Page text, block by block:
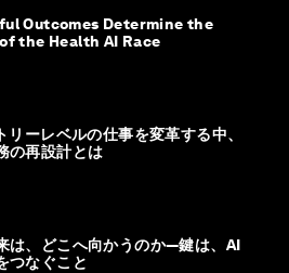
Outcomes Determine the
the Health AI Race
リーレベルの仕事を変革する中、
の再設計とは
は、どこへ向かうのか―鍵は、AI
つなぐこと